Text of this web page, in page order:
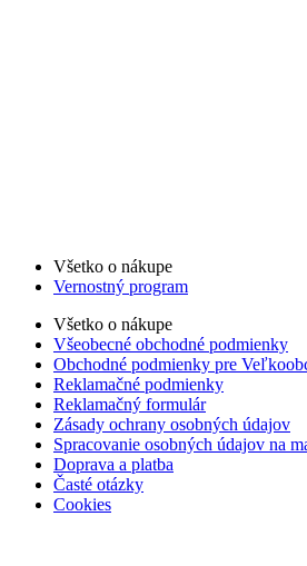
Všetko o nákupe
Vernostný program
Všetko o nákupe
Všeobecné obchodné podmienky
Obchodné podmienky pre
Reklamačné podmienky
Reklamačný formulár
Zásady ochrany osobných údajov
Spracovanie osobných údajov na
Doprava a platba
Časté otázky
Cookies